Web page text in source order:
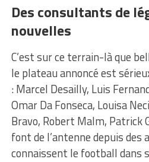
Des consultants de
nouvelles
C’est sur ce terrain-là que
le plateau annoncé est
: Marcel Desailly, Luis
Omar Da Fonseca, Louisa
Bravo, Robert Malm, Patrick
font de l’antenne depuis des
connaissent le football dans